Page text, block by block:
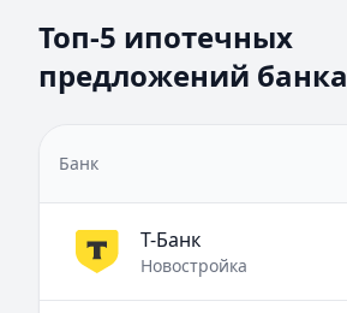
Топ-5 ипотечных
предложений банка
Банк
Т-Банк
Новостройка